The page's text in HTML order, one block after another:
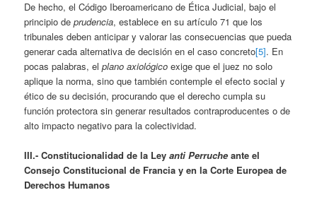
De hecho, el Código Iberoamericano de Ética Judicial, bajo el
principio deprudencia, establece en su artículo 71 que los
tribunales deben anticipar y valorar las consecuencias que pueda
generar cada alternativa de decisión en el caso concreto[5]. En
pocas palabras, elplano axiológico exige que el juez no solo
aplique la norma, sino que también contemple el efecto social y
ético de su decisión, procurando que el derecho cumpla su
función protectora sin generar resultados contraproducentes o de
alto impacto negativo para la colectividad.
III.- Constitucionalidad de la Leyanti Perruche ante el
Consejo Constitucional de Francia y en la Corte Europea de
Derechos Humanos